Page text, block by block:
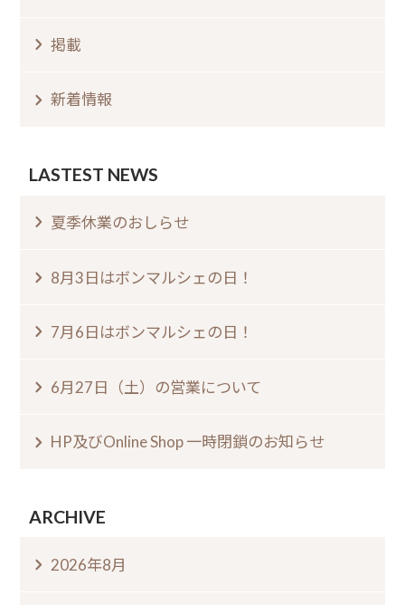
掲載
新着情報
LASTEST NEWS
夏季休業のおしらせ⁠
8月3日はボンマルシェの日⁠！⁠ ⁠
7月6日はボンマルシェの日⁠！⁠
6月27日（土）の営業について
HP及びOnline Shop 一時閉鎖のお知らせ
ARCHIVE
2026年8月